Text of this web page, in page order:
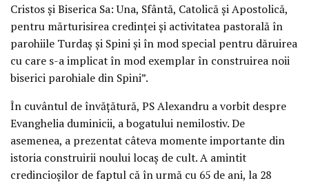
Cristos şi Biserica Sa: Una, Sfântă, Catolică şi Apostolică,
pentru mărturisirea credinţei şi activitatea pastorală în
parohiile Turdaş şi Spini şi în mod special pentru dăruirea
cu care s-a implicat în mod exemplar în construirea noii
biserici parohiale din Spini”.
În cuvântul de învăţătură, PS Alexandru a vorbit despre
Evanghelia duminicii, a bogatului nemilostiv. De
asemenea, a prezentat câteva momente importante din
istoria construirii noului locaş de cult. A amintit
credincioşilor de faptul că în urmă cu 65 de ani, la 28